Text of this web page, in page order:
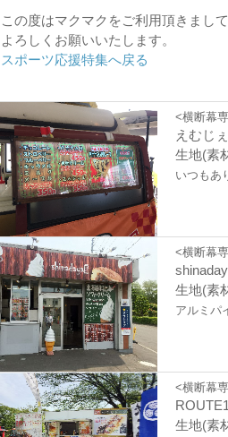
この度はマクマクをご利用頂きまし
よろしくお願いいたします。
スポーツ応援特集へ戻る
<横断幕
えむじ
生地(素
いつもあ
<横断幕
生地(素
アルミパ
<横断幕
生地(素